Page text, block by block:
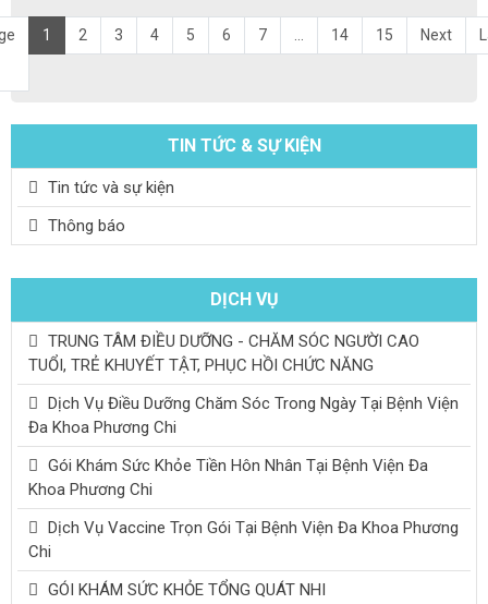
1 2 3 4 5 6 7 14 15 Next
TIN TỨC & SỰ KIỆN
Tin tức và sự kiện
Thông báo
DỊCH VỤ
TRUNG TÂM ĐIỀU DƯỠNG - CHĂM SÓC NGƯỜI CAO
TUỔI, TRẺ KHUYẾT TẬT, PHỤC HỒI CHỨC NĂNG
Dịch Vụ Điều Dưỡng Chăm Sóc Trong Ngày Tại Bệnh Viện
Đa Khoa Phương Chi
Gói Khám Sức Khỏe Tiền Hôn Nhân Tại Bệnh Viện Đa
Khoa Phương Chi
Dịch Vụ Vaccine Trọn Gói Tại Bệnh Viện Đa Khoa Phương
Chi
GÓI KHÁM SỨC KHỎE TỔNG QUÁT NHI